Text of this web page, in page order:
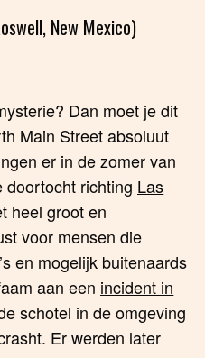
New Mexico)
Dan moet je dit
Main Street absoluut
er in de zomer van
doortocht richting Las
heel groot en
voor mensen die
en mogelijk buitenaards
aan een incident in
schotel in de omgeving
Er werden later